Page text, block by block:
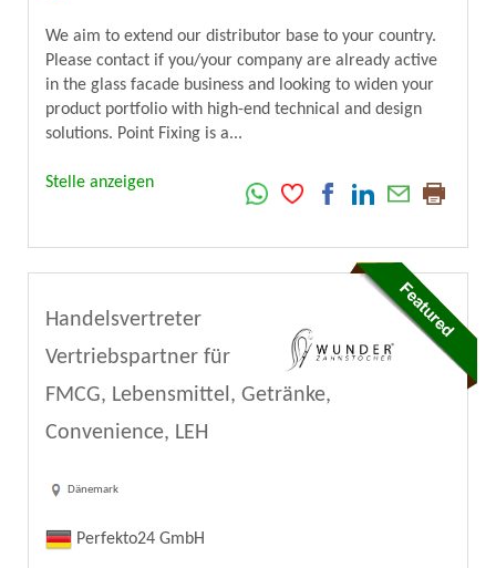
We aim to extend our distributor base to your country.
Please contact if you/your company are already active
in the glass facade business and looking to widen your
product portfolio with high-end technical and design
solutions. Point Fixing is a...
Stelle anzeigen
Handelsvertreter
Vertriebspartner für
FMCG, Lebensmittel, Getränke,
Convenience, LEH
Dänemark
Perfekto24 GmbH